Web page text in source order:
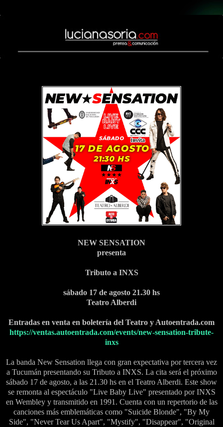
NEW SENSATION
presenta
Tributo a INXS
sábado 17 de agosto 21.30 hs
Teatro Alberdi
Entradas en venta en boletería del Teatro y Autoentrada.com
https://ventas.autoentrada.com/events/new-sensation-tribute-
inxs
La banda New Sensation llega con gran expectativa por tercera vez
a Tucumán presentando su Tributo a INXS. La cita será el próximo
sábado 17 de agosto, a las 21.30 hs en el Teatro Alberdi. Este show
se remonta al espectáculo "Live Baby Live" presentado por INXS
en Wembley y transmitido en 1991. Cuenta con un repertorio de las
canciones más emblemáticas como "Suicide Blonde", "By My
Side", "Never Tear Us Apart", "Mystify", "Disappear", "Original